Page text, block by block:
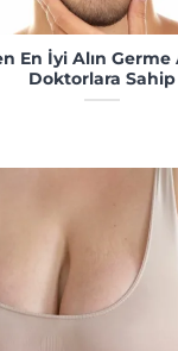
En İyi Alın Germe
Doktorlara Sahip